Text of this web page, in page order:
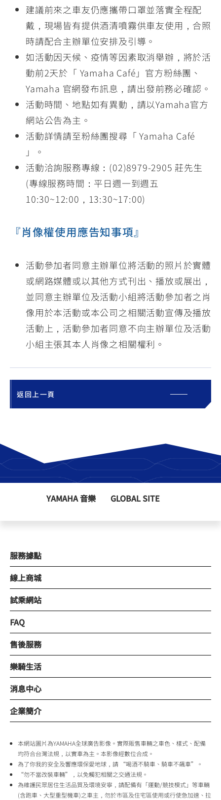
建議前來之車友仍應攜帶口罩並落實全程配
戴，現場皆有提供酒清噴霧供車友使用，合照
時請配合主辦單位安排及引導。
如活動因天候、疫情等因素取消舉辦，將於活
動前2天於「 Yamaha Café」官方粉絲團、
Yamaha 官網發布訊息，請出發前務必確認。
活動時間、地點如有異動，請以Yamaha官方
網站公告為主。
活動詳情請至粉絲團搜尋「 Yamaha Café
」。
活動洽詢服務專線：(02)8979-2905 莊先生
(專線服務時間：平日週一到週五
10:30~12:00，13:30~17:00)
『肖像權使用應告知事項』
活動參加者同意主辦單位將活動的照片於實體
或網路媒體或以其他方式刊出、播放或展出，
並同意主辦單位及活動小組將活動參加者之肖
像用於本活動或本公司之相關活動宣傳及播放
活動上，活動參加者同意不向主辦單位及活動
小組主張其本人肖像之相關權利。
返回上一頁
YAMAHA 音樂 GLOBAL SITE
服務據點
線上商城
試乘網站
FAQ
售後服務
樂騎生活
消息中心
企業簡介
本網站圖片為YAMAHA全球廣告影像。實際販售車輛之車色、樣式、配備
均符合台灣法規，以實車為主。本影像經數位合成。
為了你我的安全及響應環保愛地球，請 “喝酒不騎車、騎車不飆車”。
“勿不當改裝車輛”，以免觸犯相關之交通法規。
為維護民眾居住生活品質及環境安寧，請配備有「運動/競技模式」等車輛
(含跑車、大型重型機車)之車主，勿於市區及住宅區使用或行使急加速、拉